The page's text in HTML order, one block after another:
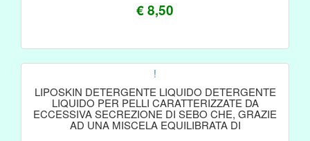
€ 8,50
!
LIPOSKIN DETERGENTE LIQUIDO DETERGENTE
LIQUIDO PER PELLI CARATTERIZZATE DA
ECCESSIVA SECREZIONE DI SEBO CHE, GRAZIE
AD UNA MISCELA EQUILIBRATA DI